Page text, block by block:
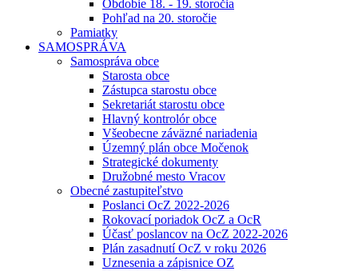
Obdobie 18. - 19. storočia
Pohľad na 20. storočie
Pamiatky
SAMOSPRÁVA
Samospráva obce
Starosta obce
Zástupca starostu obce
Sekretariát starostu obce
Hlavný kontrolór obce
Všeobecne záväzné nariadenia
Územný plán obce Močenok
Strategické dokumenty
Družobné mesto Vracov
Obecné zastupiteľstvo
Poslanci OcZ 2022-2026
Rokovací poriadok OcZ a OcR
Účasť poslancov na OcZ 2022-2026
Plán zasadnutí OcZ v roku 2026
Uznesenia a zápisnice OZ